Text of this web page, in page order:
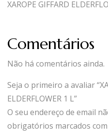
XAROPE GIFFARD
Comentários
Não há comentários ainda.
Seja o primeiro a avaliar
ELDERFLOWER 1 L”
O seu endereço de email
obrigatórios marcados com